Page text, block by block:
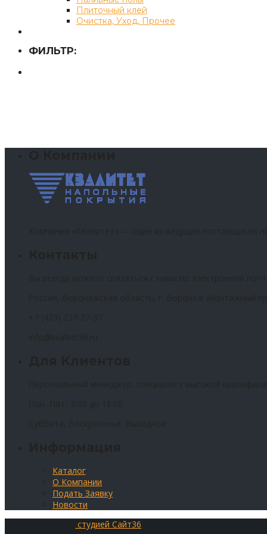
Плиточный клей
Очистка, Уход, Прочее
ФИЛЬТР:
Каталог
О Компании
Подать Заявку
Новости
студией Сайт36